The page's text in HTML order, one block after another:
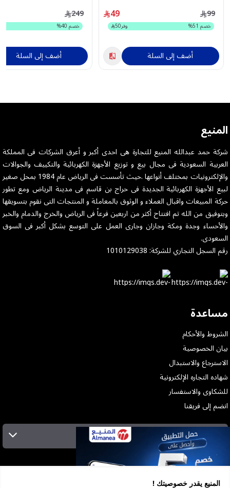
المنيع يقدر خصوصيتك !
49 99
خصم 51
% وفر50
أضف إلى السلة
249
خصم 40
%
أضف إلى السلة
المنيع
شركة حمد عبدالله المنيع للتجارة هى احدى أكبر و أعرق الشركات فى المملكة
العربية السعودية فى مجال بيع و توزيع الأجهزة الكهربائية والتكييف والجوالات
والإلكترونيات بمختلف أنواعها .حيث تأسست فى الرياض عام 1984 بمحل صغير
لبيع الأجهزة الكهربائية الجديدة فى حراج بن قاسم فى مدينة الرياض ومع تطور
حركة المبيعات واقبال العملاء و الوثوق بالمعاملة و المنتجات التى نقوم بتسويقها
وبتوفيق من الله تم افتتاح أكثر من اربعين فرعاً فى الرياض والخرج والدمام والخبر
والأحساء وجدة ومكة وجازان وجارى العمل على التوسع بشكل أكبر فى السوق
السعودى.
رقم السجل التجاري للشركة: 1010129038
مساعدة
الشروط والأحكام
بيان الخصوصية
الاسترجاع والاستبدال
شهاده التجاره الإلكترونية
للشكاوى والاستفسار
انضم إلى فريقنا
الإشتراك بالنشرة البريدية